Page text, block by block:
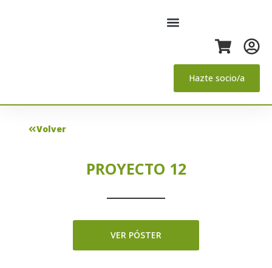
Hazte socio/a
Volver
PROYECTO 12
VER PÓSTER